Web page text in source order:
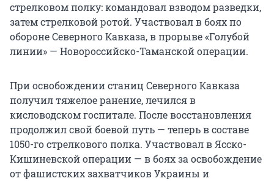
стрелковом полку: командовал взводом разведки,
затем стрелковой ротой. Участвовал в боях по
обороне Северного Кавказа, в прорыве «Голубой
линии» — Новороссийско-Таманской операции.
При освобождении станиц Северного Кавказа
получил тяжелое ранение, лечился в
кисловодском госпитале. После восстановления
продолжил свой боевой путь — теперь в составе
1050-го стрелкового полка. Участвовал в Ясско-
Кишиневской операции — в боях за освобождение
от фашистских захватчиков Украины и